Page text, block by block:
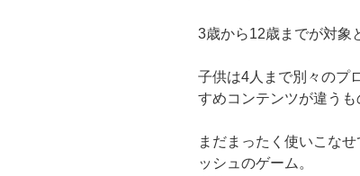
3歳から12歳までが対象
子供は4人まで別々のプ
すめコンテンツが違うも
まだまったく使いこな
ッシュのゲーム。